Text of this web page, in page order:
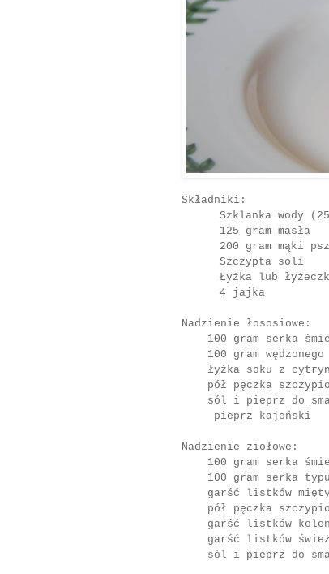
Składniki:
Szklanka wody
125 gram masła
200 gram mąki
Szczypta soli
Łyżka lub
4 jajka
Nadzienie łososiowe:
100 gram serka
100 gram wędzonego
łyżka soku z
pół pęczka
sól i pieprz do
pieprz kajeński
Nadzienie ziołowe:
100 gram serka
100 gram serka typu
garść listków
pół pęczka
garść listków
garść listków
sól i pieprz do